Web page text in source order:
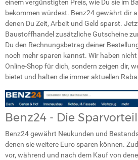
einem vergünstigten Preis, wie Du sie im
bekommen würdest. Benz24 gewährt dir
denen Du Zeit, Arbeit und Geld sparst.
Baustoffhandel zusätzliche Gutscheine
Du den Rechnungsbetrag deiner
noch mehr sparen kannst. Wir haben
Online-Shop für dich, sondern zeigen dir,
bietet und halten die immer aktuellen
Benz24 - Die
Benz24 gewährt Neukunden und
denen sie weitere Euro sparen können.
vor, während und nach dem Kauf von